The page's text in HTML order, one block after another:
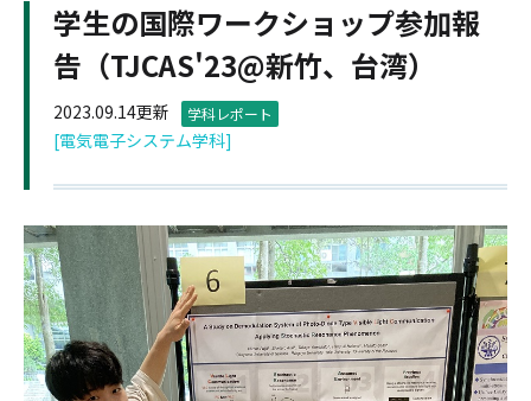
学生の国際ワークショップ参加報
告（TJCAS'23@新竹、台湾）
2023.09.14更新 学科レポート
[電気電子システム学科]